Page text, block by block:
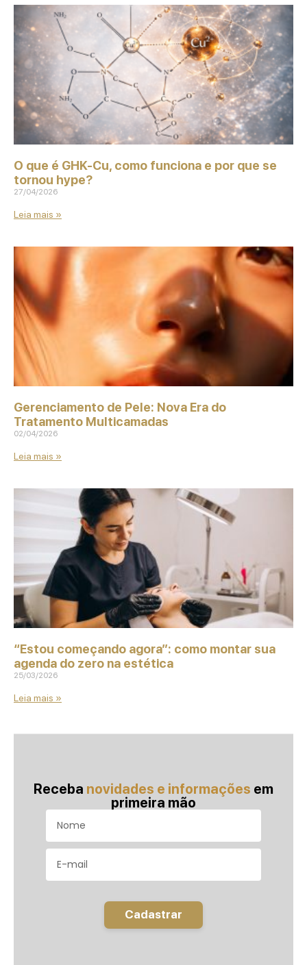
O que é GHK‑Cu, como funciona e por que se
tornou hype?
27/04/2026
Leia mais »
Gerenciamento de Pele: Nova Era do
Tratamento Multicamadas
02/04/2026
Leia mais »
“Estou começando agora”: como montar sua
agenda do zero na estética
25/03/2026
Leia mais »
Receba novidades e informações em
primeira mão
Cadastrar